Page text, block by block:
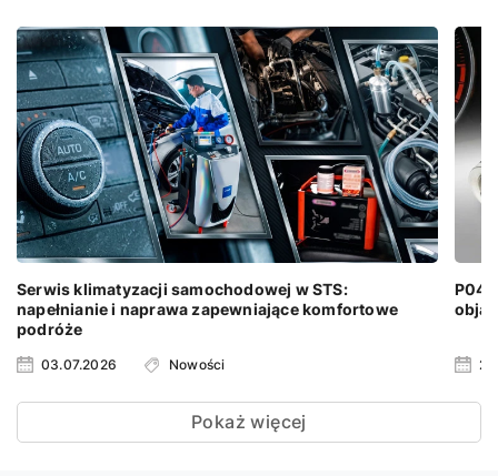
Serwis klimatyzacji samochodowej w STS:
napełnianie i naprawa zapewniające komfortowe
podróże
03.07.2026 Nowości
Pokaż więcej